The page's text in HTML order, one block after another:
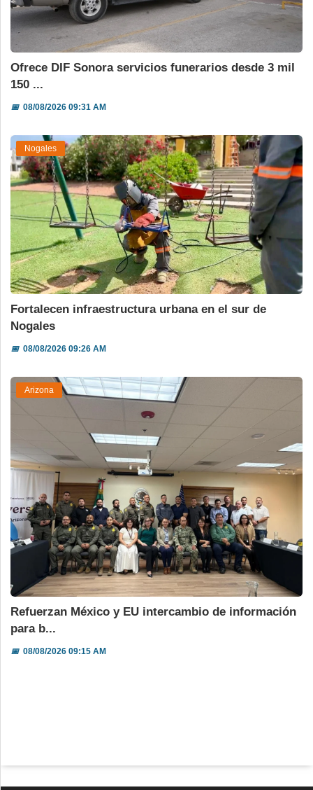
Ofrece DIF Sonora servicios funerarios desde 3 mil
150 ...
📅08/08/2026 09:31 AM
Nogales
Fortalecen infraestructura urbana en el sur de
Nogales
📅08/08/2026 09:26 AM
Arizona
Refuerzan México y EU intercambio de información
para b...
📅08/08/2026 09:15 AM